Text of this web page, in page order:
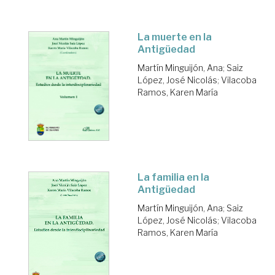
La muerte en la
Antigüedad
Martín Minguijón, Ana; Saiz
López, José Nicolás; Vilacoba
Ramos, Karen María
La familia en la
Antigüedad
Martín Minguijón, Ana; Saiz
López, José Nicolás; Vilacoba
Ramos, Karen María